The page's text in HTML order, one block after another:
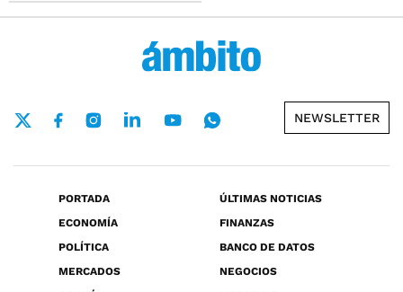
NEWSLETTER
PORTADA
ÚLTIMAS NOTICIAS
ECONOMÍA
FINANZAS
POLÍTICA
BANCO DE DATOS
MERCADOS
NEGOCIOS